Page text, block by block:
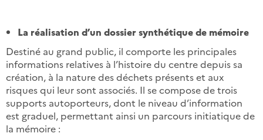
La réalisation d’un dossier synthétique de mémoire
Destiné au grand public, il comporte les principales
informations relatives à l’histoire du centre depuis sa
création, à la nature des déchets présents et aux
risques qui leur sont associés. Il se compose de trois
supports autoporteurs, dont le niveau d’information
est graduel, permettant ainsi un parcours initiatique de
la mémoire :